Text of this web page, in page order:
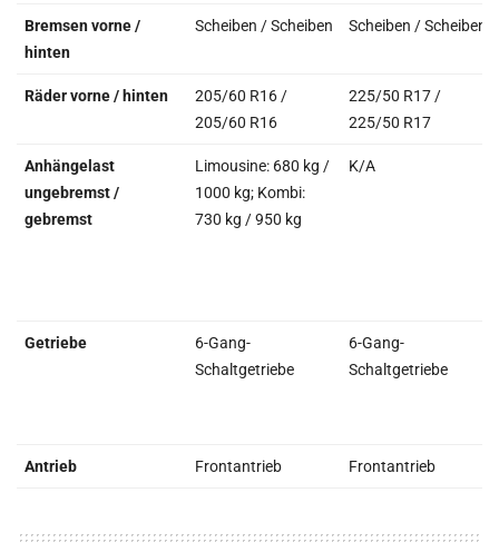
Bremsen vorne /
hinten
Scheiben / Scheiben Scheiben / Scheiben
Räder vorne / hinten
205/60 R16 /
205/60 R16
225/50 R17 /
225/50 R17
Anhängelast
ungebremst /
gebremst
Limousine: 680 kg /
1000 kg; Kombi:
730 kg / 950 kg
K/A
Getriebe
6-Gang-
Schaltgetriebe
6-Gang-
Schaltgetriebe
Antrieb Frontantrieb Frontantrieb